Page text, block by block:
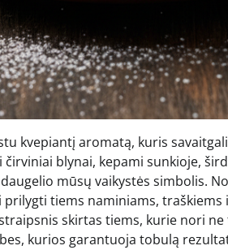
kvepiantį aromatą, kuris
blynai, kepami sunkioje,
mūsų vaikystės simbolis.
tiems naminiams,
skirtas tiems, kurie nori
kurios garantuoja tobulą